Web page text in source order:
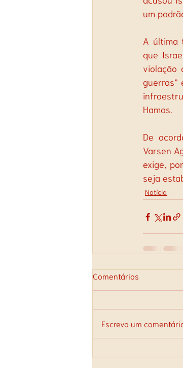
um
A última
que
violação
guerras”
Hamas.
De
Varsen
exige,
seja
Notícia
Comentários
Escreva um